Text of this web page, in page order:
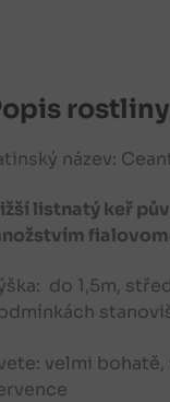
rostliny
název:
listnatý keř
do 1,5m,
velmi